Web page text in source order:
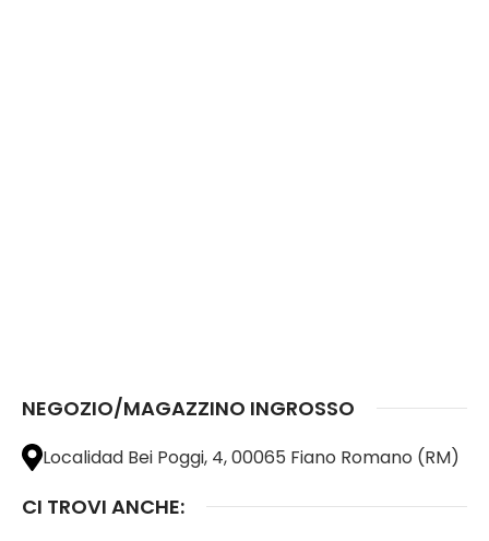
NEGOZIO/MAGAZZINO INGROSSO
Localidad Bei Poggi, 4, 00065 Fiano Romano (RM)
CI TROVI ANCHE: